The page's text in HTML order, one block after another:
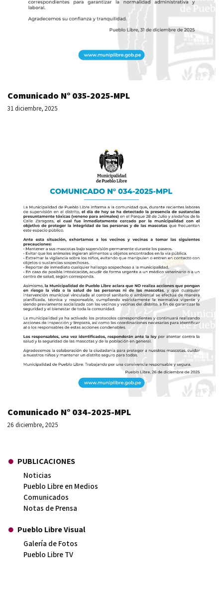
Comunicado N° 035-2025-MPL
31 diciembre, 2025
Comunicado N° 034-2025-MPL
26 diciembre, 2025
PUBLICACIONES
Noticias
Pueblo Libre en Medios
Comunicados
Notas de Prensa
Pueblo Libre Visual
Galería de Fotos
Pueblo Libre TV